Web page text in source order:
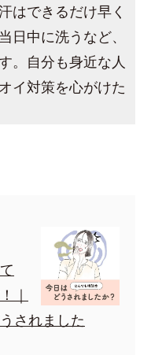
はできるだけ早く
日中に洗うなど、
。自分も身近な人
イ対策を心がけた
｜
されました